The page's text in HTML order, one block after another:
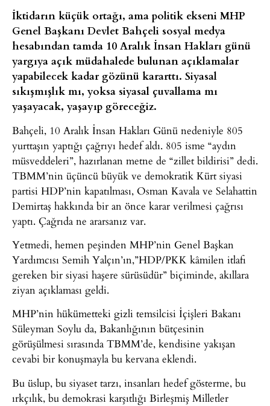
İktidarın küçük ortağı, ama politik ekseni MHP
Genel Başkanı Devlet Bahçeli sosyal medya
hesabından tamda 10 Aralık İnsan Hakları günü
yargıya açık müdahalede bulunan açıklamalar
yapabilecek kadar gözünü kararttı. Siyasal
sıkışmışlık mı, yoksa siyasal çuvallama mı
yaşayacak, yaşayıp göreceğiz.
Bahçeli, 10 Aralık İnsan Hakları Günü nedeniyle 805
yurttaşın yaptığı çağrıyı hedef aldı. 805 isme “aydın
müsveddeleri”, hazırlanan metne de “zillet bildirisi” dedi.
TBMM’nin üçüncü büyük ve demokratik Kürt siyasi
partisi HDP’nin kapatılması, Osman Kavala ve Selahattin
Demirtaş hakkında bir an önce karar verilmesi çağrısı
yaptı. Çağrıda ne ararsanız var.
Yetmedi, hemen peşinden MHP’nin Genel Başkan
Yardımcısı Semih Yalçın’ın,”HDP/PKK kâmilen itlafı
gereken bir siyasi haşere sürüsüdür” biçiminde, akıllara
ziyan açıklaması geldi.
MHP’nin hükümetteki gizli temsilcisi İçişleri Bakanı
Süleyman Soylu da, Bakanlığının bütçesinin
görüşülmesi sırasında TBMM’de, kendisine yakışan
cevabi bir konuşmayla bu kervana eklendi.
Bu üslup, bu siyaset tarzı, insanları hedef gösterme, bu
ırkçılık, bu demokrasi karşıtlığı Birleşmiş Milletler